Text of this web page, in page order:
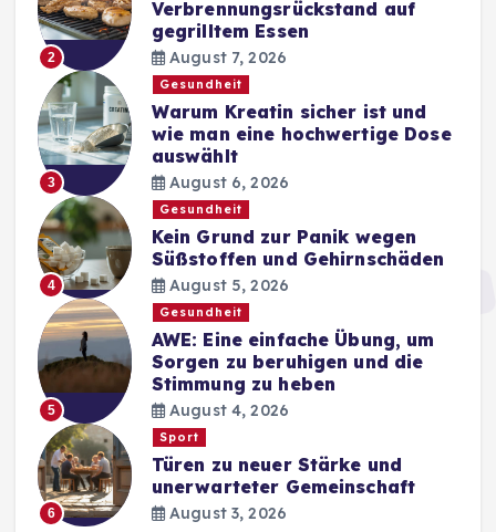
2
Verbrennungsrückstand auf
gegrilltem Essen
August 7, 2026
3
Gesundheit
Warum Kreatin sicher ist und
wie man eine hochwertige Dose
auswählt
August 6, 2026
4
Gesundheit
Kein Grund zur Panik wegen
Süßstoffen und Gehirnschäden
August 5, 2026
5
Gesundheit
AWE: Eine einfache Übung, um
Sorgen zu beruhigen und die
Stimmung zu heben
August 4, 2026
6
Sport
Türen zu neuer Stärke und
unerwarteter Gemeinschaft
August 3, 2026